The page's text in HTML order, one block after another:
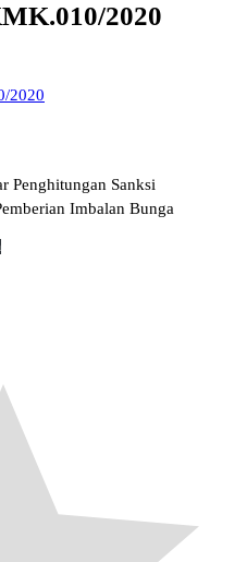
2020
2020
Penghitungan Sanksi
Imbalan Bunga